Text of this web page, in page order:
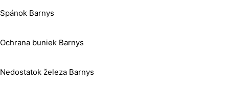
Spánok Barnys
Ochrana buniek Barnys
Nedostatok železa Barnys